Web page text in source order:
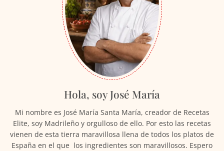
Hola, soy José María
Mi nombre es José María Santa María, creador de Recetas
Elite, soy Madrileño y orgulloso de ello. Por esto las recetas
vienen de esta tierra maravillosa llena de todos los platos de
España en el que los ingredientes son maravillosos. Espero